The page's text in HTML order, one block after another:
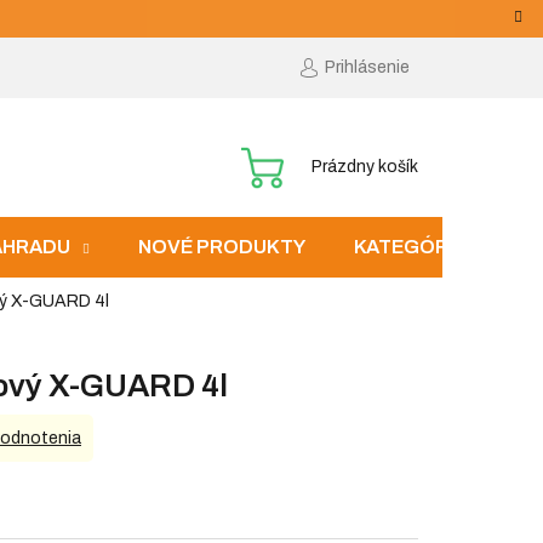
Prihlásenie
NÁKUPNÝ
Prázdny košík
NOVÉ PRODUKTY KATEGÓRIE
X-GUARD 4l
X-GUARD 4l